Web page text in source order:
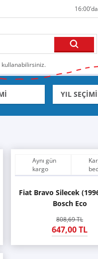
kullanabilirsiniz.
Aynı gün
kargo
Fiat Bravo Silecek
Bosch Eco
808,69 TL
647,00 TL